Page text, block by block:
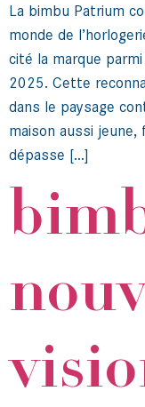
La bimbu Patrium
monde de
cité la marque
2025. Cette
dans le paysage
maison aussi jeune,
dépasse […]